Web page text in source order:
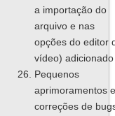
a importação do
arquivo e nas
opções do editor
vídeo) adicionado
Pequenos
aprimoramentos e
correções de